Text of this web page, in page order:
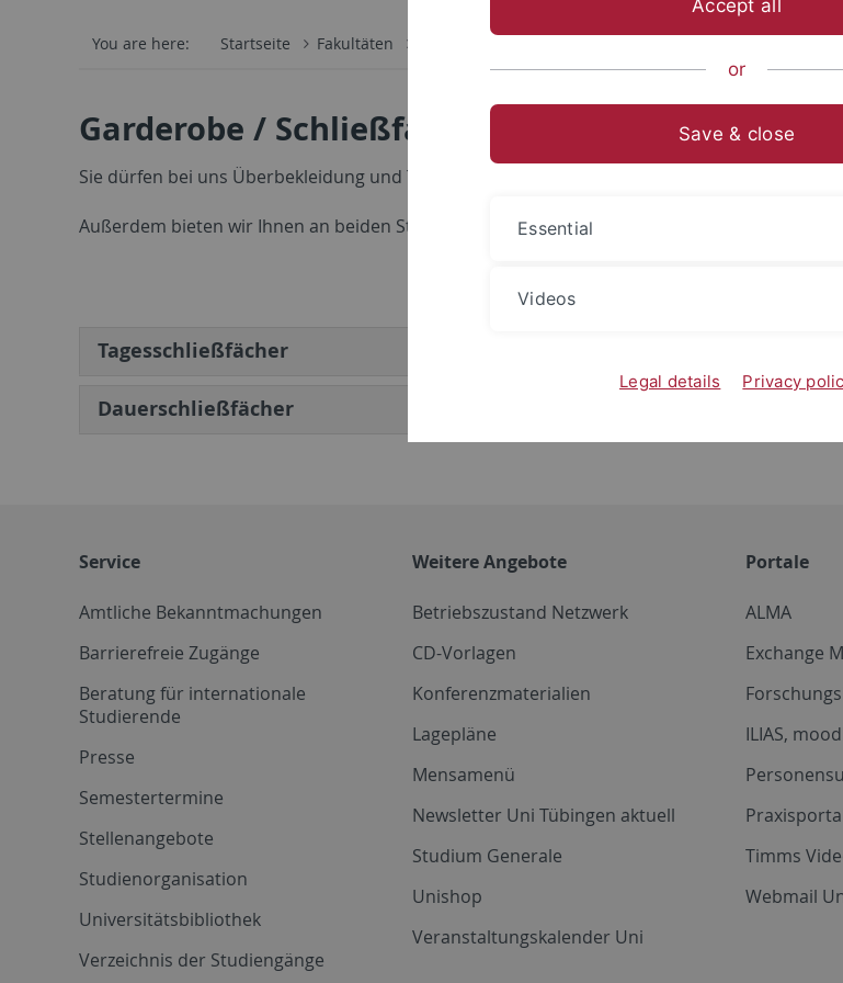
You are here: Startseite Fakultäten
Garderobe / Schließfächer
Sie dürfen bei uns Überbekleidung und Taschen in die Bibliothek (Neue Aula und Alte
Außerdem bieten wir Ihnen an beiden Standorten Tagesschließfächer und
Tagesschließfächer
Dauerschließfächer
Service
Amtliche Bekanntmachungen
Barrierefreie Zugänge
Beratung für internationale
Studierende
Presse
Semestertermine
Stellenangebote
Studienorganisation
Universitätsbibliothek
Verzeichnis der Studiengänge
Weitere Angebote
Betriebszustand Netzwerk
CD-Vorlagen
Konferenzmaterialien
Lagepläne
Mensamenü
Newsletter Uni Tübingen aktuell
Studium Generale
Unishop
Veranstaltungskalender Uni
Portale
ALMA
Exchange
ILIAS,
Timms
Webmail
Accept all
or
Save & close
Essential
Videos
Legal details Privacy